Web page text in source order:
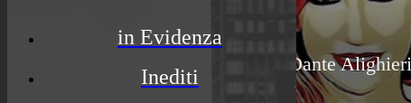
in Evidenza
Inediti
20 Via Dante